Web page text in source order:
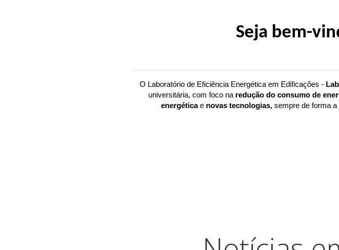
Seja bem-
O Laboratório de Eficiência Energética em Edificações -
universitária, com foco na redução do consumo de
energética e novas tecnologias, sempre de forma a